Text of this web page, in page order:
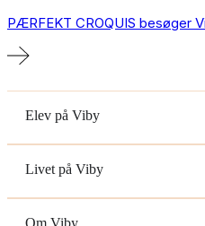
PÆRFEKT CROQUIS besøger
Elev på Viby
Livet på Viby
Om Viby